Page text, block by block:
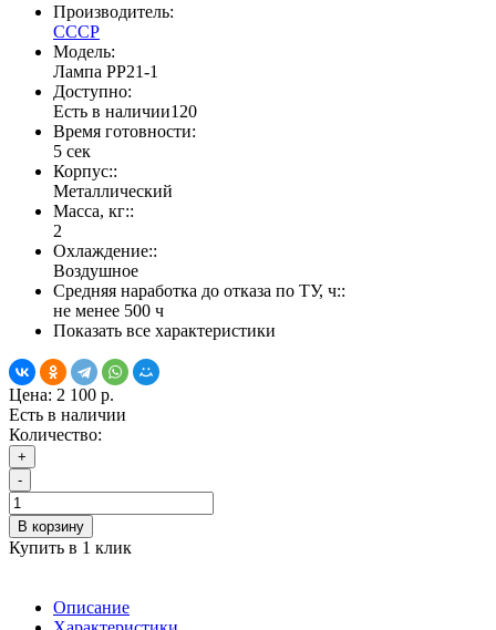
Производитель:
СССР
Модель:
Лампа РР21-1
Доступно:
Есть в наличии120
Время готовности:
5 сек
Корпус::
Металлический
Масса, кг::
2
Охлаждение::
Воздушное
Средняя наработка до отказа по ТУ, ч::
не менее 500 ч
Показать все характеристики
Цена: 2 100 р.
Есть в наличии
Количество:
+
-
В корзину
Купить в 1 клик
Описание